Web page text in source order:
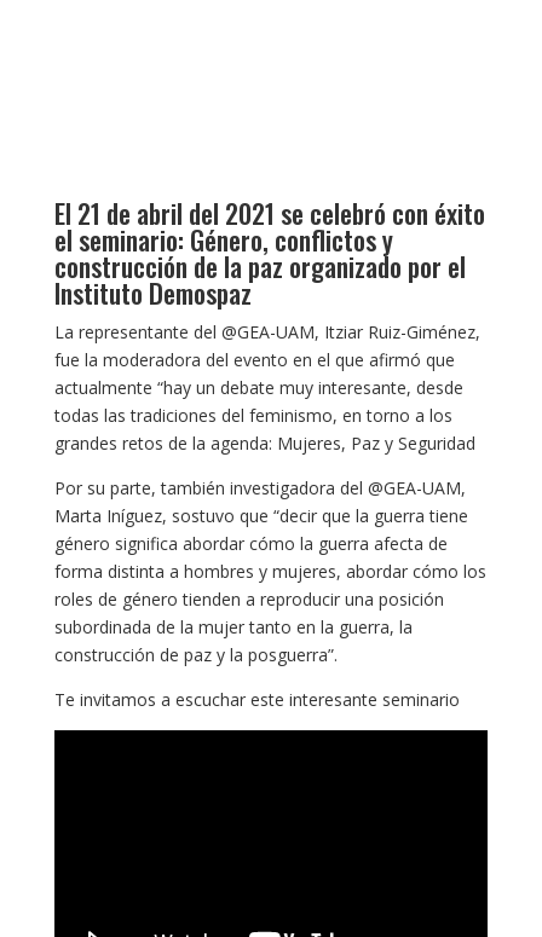
El 21 de abril del 2021 se celebró con éxito
el seminario: Género, conflictos y
construcción de la paz organizado por el
Instituto Demospaz
La representante del @GEA-UAM, Itziar Ruiz-Giménez,
fue la moderadora del evento en el que afirmó que
actualmente “hay un debate muy interesante, desde
todas las tradiciones del feminismo, en torno a los
grandes retos de la agenda: Mujeres, Paz y Seguridad
Por su parte, también investigadora del @GEA-UAM,
Marta Iníguez, sostuvo que “decir que la guerra tiene
género significa abordar cómo la guerra afecta de
forma distinta a hombres y mujeres, abordar cómo los
roles de género tienden a reproducir una posición
subordinada de la mujer tanto en la guerra, la
construcción de paz y la posguerra”.
Te invitamos a escuchar este interesante seminario